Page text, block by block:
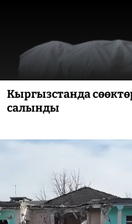
Кыргызстанда
салынды